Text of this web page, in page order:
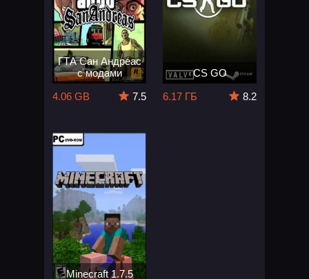
ГТА Сан Андреас
с модами
4.06 GB
7.5
CS GO
6.17 ГБ
8.2
Minecraft 1.7.5